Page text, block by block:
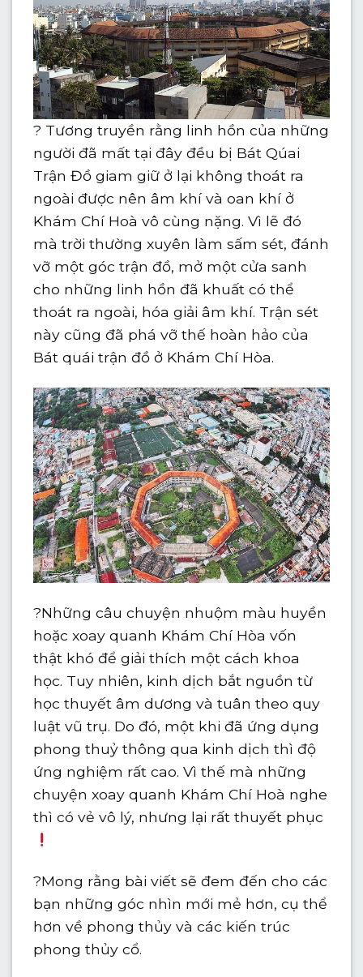
? Tương truyền rằng linh hồn của những
người đã mất tại đây đều bị Bát Qúai
Trận Đồ giam giữ ở lại không thoát ra
ngoài được nên âm khí và oan khí ở
Khám Chí Hoà vô cùng nặng. Vì lẽ đó
mà trời thường xuyên làm sấm sét, đánh
vỡ một góc trận đồ, mở một cửa sanh
cho những linh hồn đã khuất có thể
thoát ra ngoài, hóa giải âm khí. Trận sét
này cũng đã phá vỡ thế hoàn hảo của
Bát quái trận đồ ở Khám Chí Hòa.
?Những câu chuyện nhuộm màu huyền
hoặc xoay quanh Khám Chí Hòa vốn
thật khó để giải thích một cách khoa
học. Tuy nhiên, kinh dịch bắt nguồn từ
học thuyết âm dương và tuân theo quy
luật vũ trụ. Do đó, một khi đã ứng dụng
phong thuỷ thông qua kinh dịch thì độ
ứng nghiệm rất cao. Vì thế mà những
chuyện xoay quanh Khám Chí Hoà nghe
thì có vẻ vô lý, nhưng lại rất thuyết phục
?Mong rằng bài viết sẽ đem đến cho các
bạn những góc nhìn mới mẻ hơn, cụ thể
hơn về phong thủy và các kiến trúc
phong thủy cổ.